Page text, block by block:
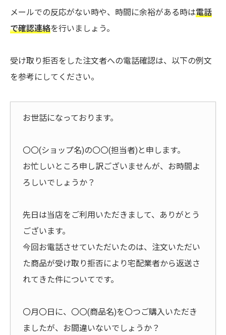
メールでの反応がない時や、時間に余裕がある時は電話
で確認連絡を行いましょう。
受け取り拒否をした注文者への電話確認は、以下の例文
を参考にしてください。
お世話になっております。
〇〇(ショップ名)の〇〇(担当者)と申します。
お忙しいところ申し訳ございませんが、お時間よ
ろしいでしょうか？
先日は当店をご利用いただきまして、ありがとう
ございます。
今回お電話させていただいたのは、注文いただい
た商品が受け取り拒否により宅配業者から返送さ
れてきた件についてです。
〇月〇日に、〇〇(商品名)を〇つご購入いただき
ましたが、お間違いないでしょうか？